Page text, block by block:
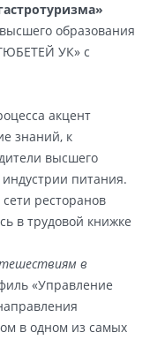
образования
УК» с
акцент
знаний, к
высшего
питания.
ресторанов
в трудовой книжке
в
«Управление
в одном из самых